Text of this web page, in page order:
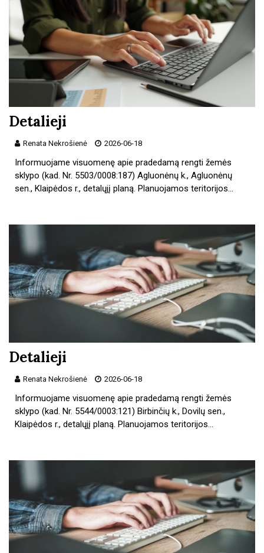
Detalieji
Renata Nekrošienė 2026-06-18
Informuojame visuomenę apie pradedamą rengti žemės
sklypo (kad. Nr. 5503/0008:187) Agluonėnų k., Agluonėnų
sen., Klaipėdos r., detalųjį planą. Planuojamos teritorijos…
Detalieji
Renata Nekrošienė 2026-06-18
Informuojame visuomenę apie pradedamą rengti žemės
sklypo (kad. Nr. 5544/0003:121) Birbinčių k., Dovilų sen.,
Klaipėdos r., detalųjį planą. Planuojamos teritorijos…